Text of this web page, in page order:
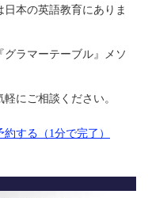
本の英語教育にありま
ラマーテーブル』メソ
にご相談ください。
する（1分で完了）